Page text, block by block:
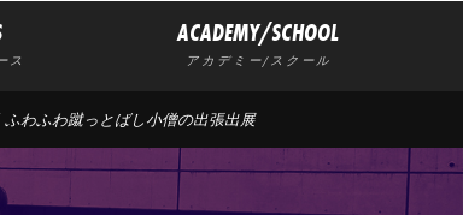
ス
ACADEMY/SCHOOL
アカデミー/スクール
ふわふわ蹴っとばし小僧の出張出展